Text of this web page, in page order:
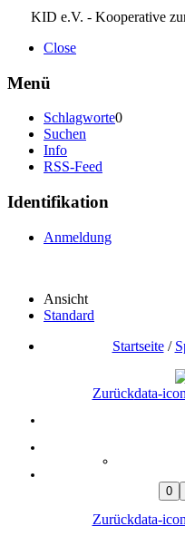
KID e.V. - Kooperative
Close
Menü
Schlagworte0
Suchen
Info
RSS-Feed
Identifikation
Anmeldung
Ansicht
Standard
Startseite/
Zurückdata-
Zurückdata-